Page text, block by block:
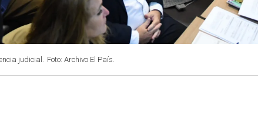
judicial. Foto: Archivo El País.